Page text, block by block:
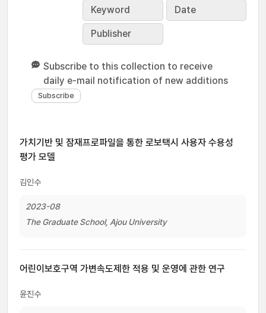
Keyword Date
Publisher
Subscribe to this collection to receive
daily e-mail notification of new additions
가치기반 및 잠재프로파일을 통한 로보택시 사용자 수용성
평가 모델
김인수
2023-08
The Graduate School, Ajou University
어린이보호구역 가변속도제한 적용 및 운영에 관한 연구
윤진수